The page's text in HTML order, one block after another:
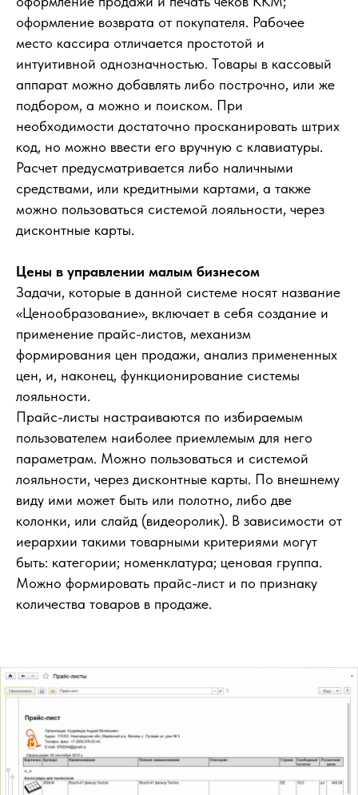
оформление возврата от покупателя. Рабочее
место кассира отличается простотой и
интуитивной однозначностью. Товары в кассовый
аппарат можно добавлять либо построчно, или же
подбором, а можно и поиском. При
необходимости достаточно просканировать штрих
код, но можно ввести его вручную с клавиатуры.
Расчет предусматривается либо наличными
средствами, или кредитными картами, а также
можно пользоваться системой лояльности, через
дисконтные карты.
Цены в управлении малым бизнесом
Задачи, которые в данной системе носят название
«Ценообразование», включает в себя создание и
применение прайс-листов, механизм
формирования цен продажи, анализ примененных
цен, и, наконец, функционирование системы
лояльности.
Прайс-листы настраиваются по избираемым
пользователем наиболее приемлемым для него
параметрам. Можно пользоваться и системой
лояльности, через дисконтные карты. По внешнему
виду ими может быть или полотно, либо две
колонки, или слайд (видеоролик). В зависимости от
иерархии такими товарными критериями могут
быть: категории; номенклатура; ценовая группа.
Можно формировать прайс-лист и по признаку
количества товаров в продаже.